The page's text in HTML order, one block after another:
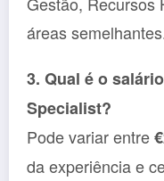
áreas
3. Qual é o
Specialist?
Pode variar entre
da experiência e